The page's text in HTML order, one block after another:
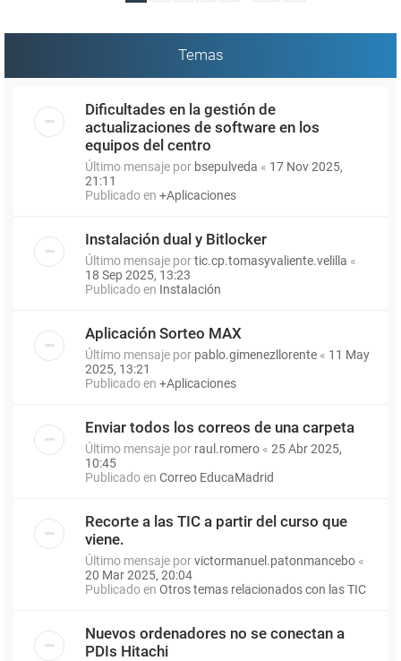
Temas
Dificultades en la gestión de
actualizaciones de software en los
equipos del centro
Último mensaje por bsepulveda « 17 Nov 2025,
21:11
Publicado en +Aplicaciones
Instalación dual y Bitlocker
Último mensaje portic.cp.tomasyvaliente.velilla «
18 Sep 2025, 13:23
Publicado en Instalación
Aplicación Sorteo MAX
Último mensaje por pablo.gimenezllorente « 11 May
2025, 13:21
Publicado en +Aplicaciones
Enviar todos los correos de una carpeta
Último mensaje por raul.romero « 25 Abr 2025,
10:45
Publicado en Correo EducaMadrid
Recorte a las TIC a partir del curso que
viene.
Último mensaje porvictormanuel.patonmancebo «
20 Mar 2025, 20:04
Publicado en Otros temas relacionados con las TIC
Nuevos ordenadores no se conectan a
PDIs Hitachi